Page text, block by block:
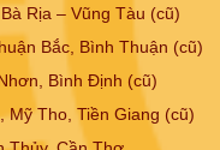
Rịa – Vũng Tàu (cũ)
Bắc, Bình Thuận (cũ)
Bình Định (cũ)
Mỹ Tho, Tiền Giang (cũ)